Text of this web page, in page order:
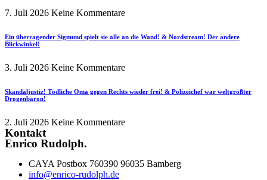
7. Juli 2026 Keine Kommentare
Ein überragender Sigmund spielt sie alle an die Wand! & Nordstream! Der andere
Blickwinkel!
3. Juli 2026 Keine Kommentare
Skandaljustiz! Tödliche Oma gegen Rechts wieder frei! & Polizeichef war weltgrößter
Drogenbaron!
2. Juli 2026 Keine Kommentare
Kontakt
Enrico Rudolph.
CAYA Postbox 760390 96035 Bamberg
info@enrico-rudolph.de